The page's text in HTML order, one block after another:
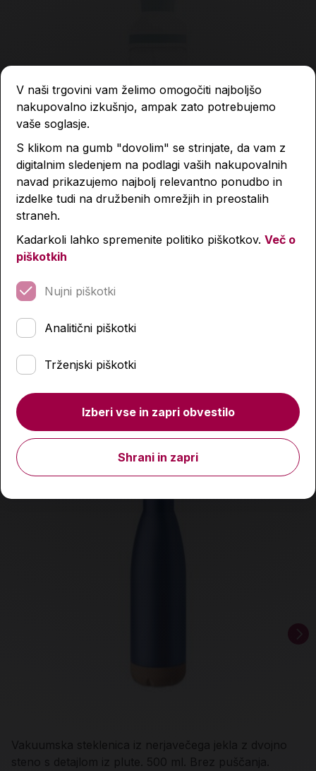
Flaška FLOW Wave, brez BPA, 800 ml
9,59 € 11,99 €
Izdelka trenutno ni na zalogi.
Vakuumska steklenica iz nerjavečega jekla z dvojno
steno s detajlom iz plute. 500 ml. Brez puščanja.
V naši trgovini vam želimo omogočiti najboljšo
nakupovalno izkušnjo, ampak zato potrebujemo
vaše soglasje.
S klikom na gumb "dovolim" se strinjate, da vam z
digitalnim sledenjem na podlagi vaših nakupovalnih
navad prikazujemo najbolj relevantno ponudbo in
izdelke tudi na družbenih omrežjih in preostalih
straneh.
Kadarkoli lahko spremenite politiko piškotkov. Več o
piškotkih
Nujni piškotki
Analitični piškotki
Trženjski piškotki
Izberi vse in zapri obvestilo
Shrani in zapri